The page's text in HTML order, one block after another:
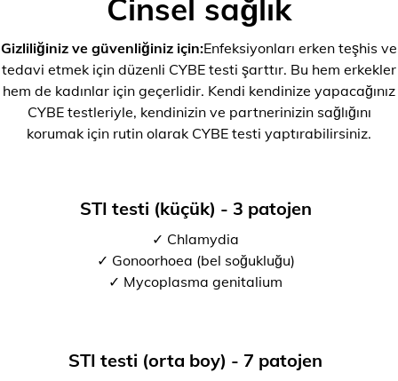
Cinsel sağlık
Gizliliğiniz ve güvenliğiniz için:Enfeksiyonları erken teşhis ve
tedavi etmek için düzenli CYBE testi şarttır. Bu hem erkekler
hem de kadınlar için geçerlidir. Kendi kendinize yapacağınız
CYBE testleriyle, kendinizin ve partnerinizin sağlığını
korumak için rutin olarak CYBE testi yaptırabilirsiniz.
STI testi (küçük) - 3 patojen
✓ Chlamydia
✓ Gonoorhoea (bel soğukluğu)
✓ Mycoplasma genitalium
STI testi (orta boy) - 7 patojen